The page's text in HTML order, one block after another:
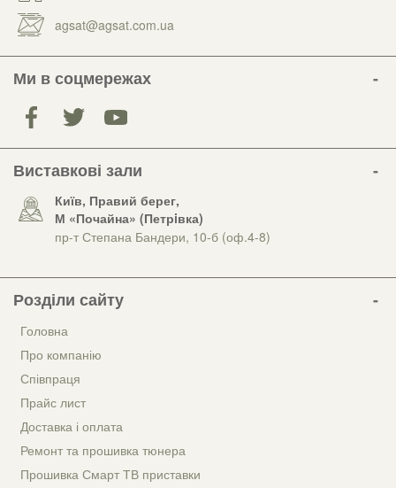
agsat@agsat.com.ua
Ми в соцмережах
Виставкові зали
Київ, Правий берег,
М «Почайна» (Петрiвка)
пр-т Степана Бандери, 10-б (оф.4-8)
Розділи сайту
Головна
Про компанію
Співпраця
Прайс лист
Доставка і оплата
Ремонт та прошивка тюнера
Прошивка Смарт ТВ приставки